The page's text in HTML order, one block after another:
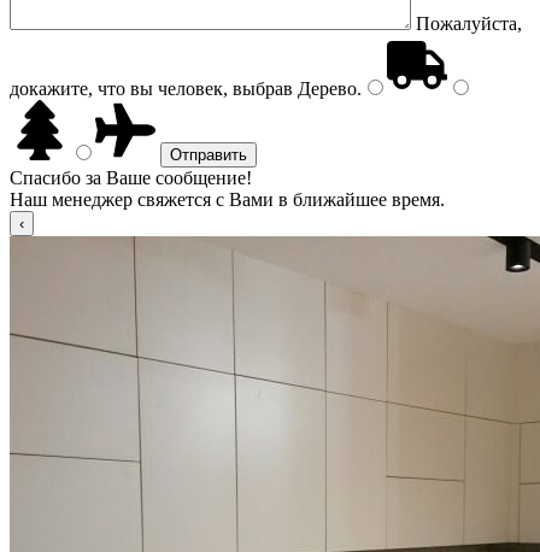
Пожалуйста,
докажите, что вы человек, выбрав Дерево.
Спасибо за Ваше сообщение!
Наш менеджер свяжется с Вами в ближайшее время.